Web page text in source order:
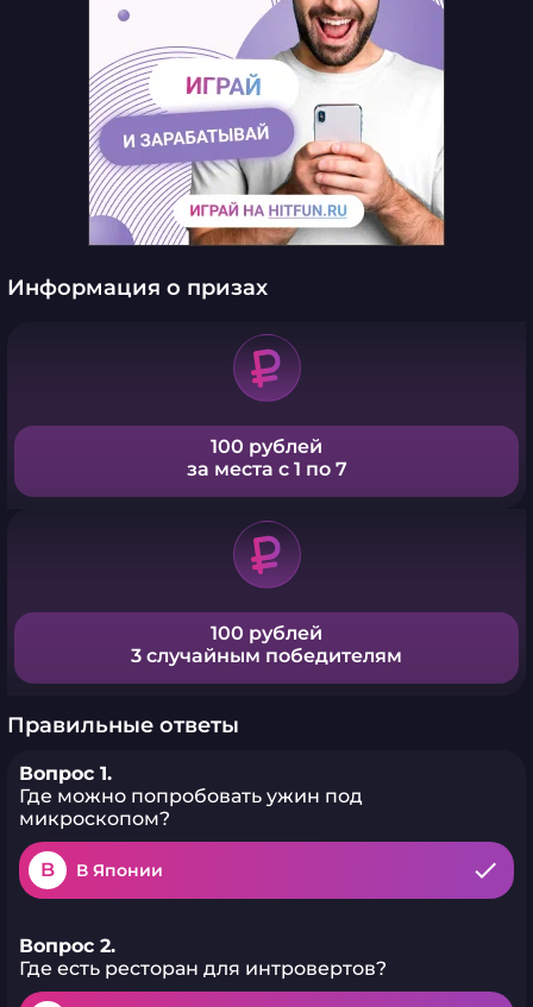
Информация о призах
100 рублей
за места с 1 по 7
100 рублей
3 случайным победителям
Правильные ответы
Вопрос 1.
Где можно попробовать ужин под
микроскопом?
B В Японии
Вопрос 2.
Где есть ресторан для интровертов?